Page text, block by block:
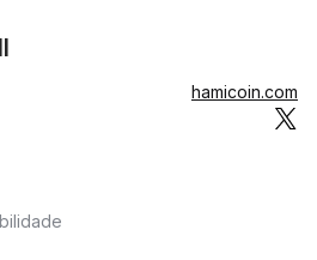
hamicoin.com